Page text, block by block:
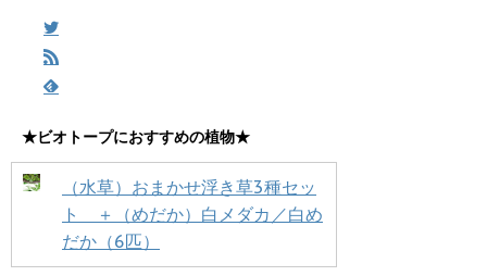
★ビオトープにおすすめの植物★
（水草）おまかせ浮き草3種セッ
ト ＋（めだか）白メダカ／白め
だか（6匹）